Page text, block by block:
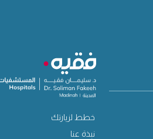
خطط لزيارتك
نبذة عنا